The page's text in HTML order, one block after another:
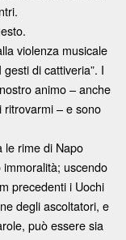
violenza musicale
di cattiveria”. I
animo – anche
ritrovarmi – e sono
le rime di Napo
uscendo
precedenti i Uochi
degli ascoltatori, e
può essere sia